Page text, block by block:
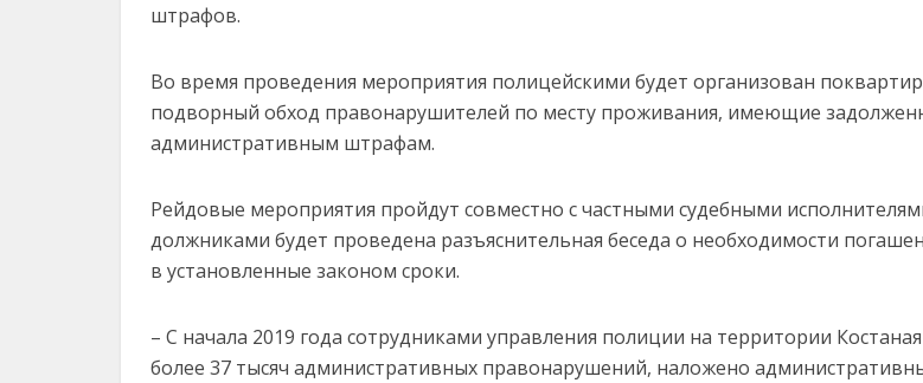
штрафов.
Во время проведения мероприятия полицейскими будет организован
подворный обход правонарушителей по месту проживания, имеющие
административным штрафам.
Рейдовые мероприятия пройдут совместно с частными судебными
должниками будет проведена разъяснительная беседа о необходимости
в установленные законом сроки.
– С начала 2019 года сотрудниками управления полиции на территории
более 37 тысяч административных правонарушений, наложено